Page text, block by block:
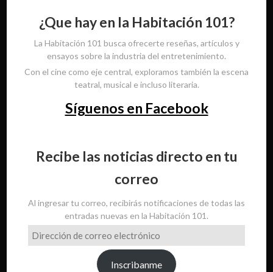
¿Que hay en la Habitación 101?
La Habitación 101 busca ofrecerte reseñas, artículos y
ensayos sobre la industria del entretenimiento.
Con el cine como eje central, exploramos también la escena
teatral, musical e incluso literaria.
Síguenos en Facebook
Recibe las noticias directo en tu
correo
Al ingresar tu correo, recibirás notificaciones de todas las
entradas nuevas en la Habitación 101.
Dirección
de
Inscribanme